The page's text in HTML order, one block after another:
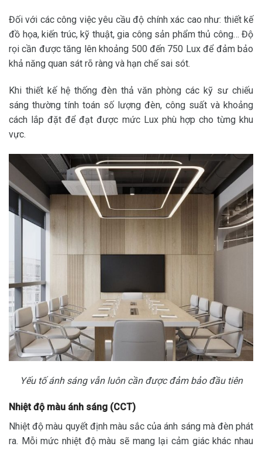
Đối với các công việc yêu cầu độ chính xác cao như: thiết kế
đồ họa, kiến trúc, kỹ thuật, gia công sản phẩm thủ công… Độ
rọi cần được tăng lên khoảng 500 đến 750 Lux để đảm bảo
khả năng quan sát rõ ràng và hạn chế sai sót.
Khi thiết kế hệ thống đèn thả văn phòng các kỹ sư chiếu
sáng thường tính toán số lượng đèn, công suất và khoảng
cách lắp đặt để đạt được mức Lux phù hợp cho từng khu
vực.
Yếu tố ánh sáng vẫn luôn cần được đảm bảo đầu tiên
Nhiệt độ màu ánh sáng (CCT)
Nhiệt độ màu quyết định màu sắc của ánh sáng mà đèn phát
ra. Mỗi mức nhiệt độ màu sẽ mang lại cảm giác khác nhau